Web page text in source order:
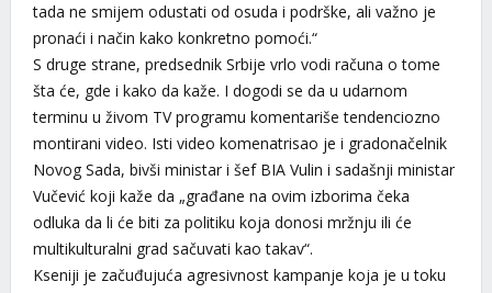
tada ne smijem odustati od osuda i podrške, ali važno je
pronaći i način kako konkretno pomoći.“
S druge strane, predsednik Srbije vrlo vodi računa o tome
šta će, gde i kako da kaže. I dogodi se da u udarnom
terminu u živom TV programu komentariše tendenciozno
montirani video. Isti video komenatrisao je i gradonačelnik
Novog Sada, bivši ministar i šef BIA Vulin i sadašnji ministar
Vučević koji kaže da „građane na ovim izborima čeka
odluka da li će biti za politiku koja donosi mržnju ili će
multikulturalni grad sačuvati kao takav“.
Kseniji je začuđujuća agresivnost kampanje koja je u toku